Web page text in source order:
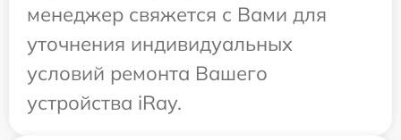
менеджер свяжется с Вами для
уточнения индивидуальных
условий ремонта Вашего
устройства iRay.